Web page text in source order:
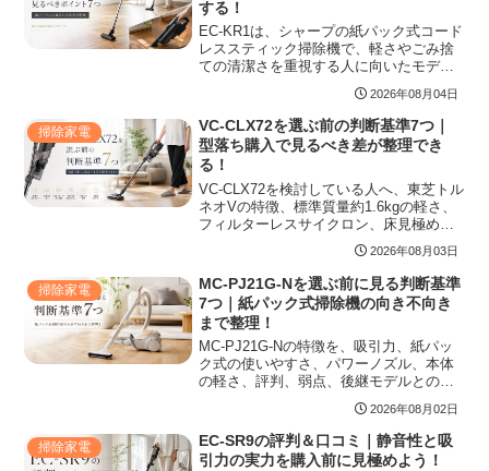
方、購入前の確認ポイントを整理しま
す。
する！
EC-KR1は、シャープの紙パック式コード
レススティック掃除機で、軽さやごみ捨
ての清潔さを重視する人に向いたモデル
です。標準質量1.3kg、パックinカップ構
造、運転時間、紙パック代、EC-KR2との
違いまで、購入前に確認したいポイント
を整理します。
2026年08月04日
掃除家電
VC-CLX72を選ぶ前の判断基準7つ｜
型落ち購入で見るべき差が整理でき
る！
VC-CLX72を検討している人へ、東芝トル
ネオVの特徴、標準質量約1.6kgの軽さ、
フィルターレスサイクロン、床見極めセ
ンサーplus、からみレス自走ヘッド、口
コミで見える満足点と注意点、生産終了
後に型落ちで買う判断基準まで整理しま
す。
2026年08月03日
掃除家電
MC-PJ21G-Nを選ぶ前に見る判断基準
7つ｜紙パック式掃除機の向き不向き
まで整理！
MC-PJ21G-Nの特徴を、吸引力、紙パッ
ク式の使いやすさ、パワーノズル、本体
の軽さ、評判、弱点、後継モデルとの比
較視点まで整理し、コードレス掃除機か
ら買い替える人や生産終了モデルを検討
する人が購入前に見るべき判断材料をわ
かりやすく紹介します。
2026年08月02日
掃除家電
EC-SR9の評判＆口コミ｜静音性と吸
引力の実力を購入前に見極めよう！